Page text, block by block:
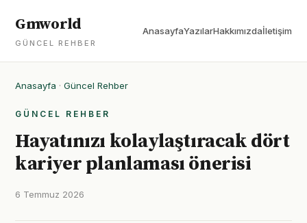
Gmworld
GÜNCEL REHBER
AnasayfaYazılarHakkımızdaİletişim
Anasayfa · Güncel Rehber
GÜNCEL REHBER
Hayatınızı kolaylaştıracak dört
kariyer planlaması önerisi
6 Temmuz 2026